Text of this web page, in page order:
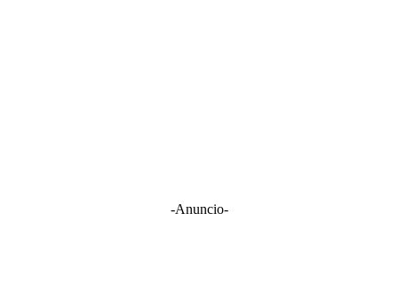
-Anuncio-